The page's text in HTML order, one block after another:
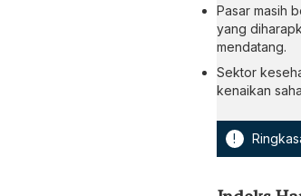
Pasar masih
yang
mendatang.
Sektor
kenaikan
!